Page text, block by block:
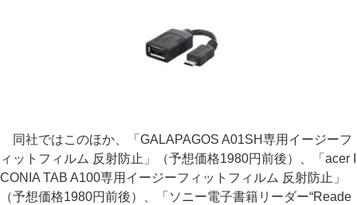
同社ではこのほか、「GALAPAGOS A01SH専用イージーフ
ィットフィルム 反射防止」（予想価格1980円前後）、「acer I
CONIA TAB A100専用イージーフィットフィルム 反射防止」
（予想価格1980円前後）、「ソニー電子書籍リーダー“Reade